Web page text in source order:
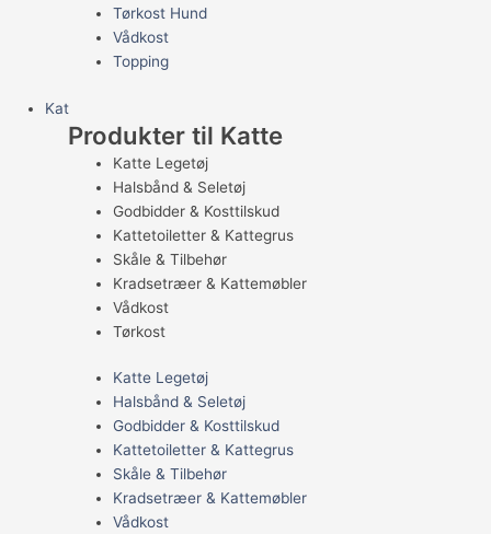
Tørkost Hund
Vådkost
Topping
Kat
Produkter til Katte
Katte Legetøj
Halsbånd & Seletøj
Godbidder & Kosttilskud
Kattetoiletter & Kattegrus
Skåle & Tilbehør
Kradsetræer & Kattemøbler
Vådkost
Tørkost
Katte Legetøj
Halsbånd & Seletøj
Godbidder & Kosttilskud
Kattetoiletter & Kattegrus
Skåle & Tilbehør
Kradsetræer & Kattemøbler
Vådkost